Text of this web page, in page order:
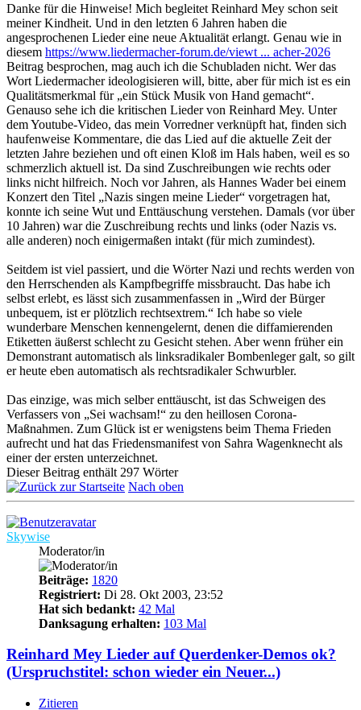
Danke für die Hinweise! Mich begleitet Reinhard Mey schon seit
meiner Kindheit. Und in den letzten 6 Jahren haben die
angesprochenen Lieder eine neue Aktualität erlangt. Genau wie in
diesem https://www.liedermacher-forum.de/viewt ... acher-2026
Beitrag besprochen, mag auch ich die Schubladen nicht. Wer das
Wort Liedermacher ideologisieren will, bitte, aber für mich ist es ein
Qualitätsmerkmal für „ein Stück Musik von Hand gemacht“.
Genauso sehe ich die kritischen Lieder von Reinhard Mey. Unter
dem Youtube-Video, das mein Vorredner verknüpft hat, finden sich
haufenweise Kommentare, die das Lied auf die aktuelle Zeit der
letzten Jahre beziehen und oft einen Kloß im Hals haben, weil es so
schmerzlich aktuell ist. Da sind Zuschreibungen wie rechts oder
links nicht hilfreich. Noch vor Jahren, als Hannes Wader bei einem
Konzert den Titel „Nazis singen meine Lieder“ vorgetragen hat,
konnte ich seine Wut und Enttäuschung verstehen. Damals (vor über
10 Jahren) war die Zuschreibung rechts und links (oder Nazis vs.
alle anderen) noch einigermaßen intakt (für mich zumindest).
Seitdem ist viel passiert, und die Wörter Nazi und rechts werden von
den Herrschenden als Kampfbegriffe missbraucht. Das habe ich
selbst erlebt, es lässt sich zusammenfassen in „Wird der Bürger
unbequem, ist er plötzlich rechtsextrem.“ Ich habe so viele
wunderbare Menschen kennengelernt, denen die diffamierenden
Etiketten äußerst schlecht zu Gesicht stehen. Aber wenn früher ein
Demonstrant automatisch als linksradikaler Bombenleger galt, so gilt
er heute eben automatisch als rechtsradikaler Schwurbler.
Das einzige, was mich selber enttäuscht, ist das Schweigen des
Verfassers von „Sei wachsam!“ zu den heillosen Corona-
Maßnahmen. Zum Glück ist er wenigstens beim Thema Frieden
aufrecht und hat das Friedensmanifest von Sahra Wagenknecht als
einer der ersten unterzeichnet.
Dieser Beitrag enthält 297 Wörter
Nach oben
Skywise
Moderator/in
Beiträge: 1820
Registriert: Di 28. Okt 2003, 23:52
Hat sich bedankt: 42 Mal
Danksagung erhalten: 103 Mal
Reinhard Mey Lieder auf Querdenker-Demos ok?
(Urspruchstitel: schon wieder ein Neuer...)
Zitieren